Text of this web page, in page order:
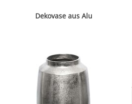
Dekovase aus Alu